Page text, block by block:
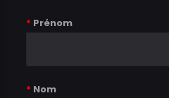
* Prénom
* Nom